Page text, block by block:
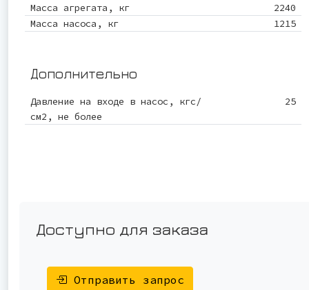
Масса агрегата, кг
2240
Масса насоса, кг
1215
Дополнительно
Давление на входе в насос, кгс/
см2, не более
25
Доступно для заказа
Отправить запрос